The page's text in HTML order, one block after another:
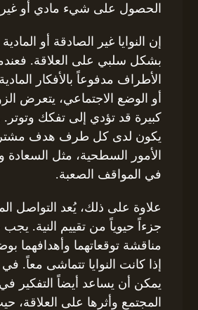
الحصول على شيء مادي أو
إن النوايا غير الصادقة أو
بشكل سلبي على العلاقة.
الأطراف مدفوعاً بالأفكار
أو الوضع الاجتماعي، يتعرض
كبيرة قد تؤدي إلى تفكك وتوتر.
يكون لدى كل طرف هدف
الأمور السطحية، مثل السعادة
في المواقف الصعبة.
علاوة على ذلك، يُعد التواصل
جزءاً حيوياً من تقييم النية.
مناقشة توقعاتهما وأهدافهما
إذا كانت النوايا تتماشى معاً.
يمكن أن يساعد أيضاً التفكير
المجتمع وأثرها على العلاقة،